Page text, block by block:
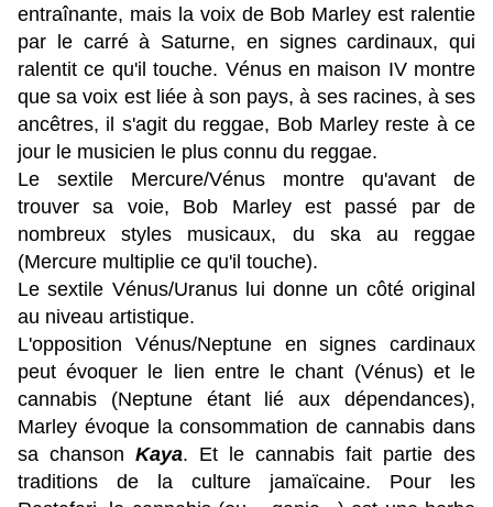
entraînante, mais la voix de Bob Marley est ralentie
par le carré à Saturne, en signes cardinaux, qui
ralentit ce qu'il touche. Vénus en maison IV montre
que sa voix est liée à son pays, à ses racines, à ses
ancêtres, il s'agit du reggae, Bob Marley reste à ce
jour le musicien le plus connu du reggae.
Le sextile Mercure/Vénus montre qu'avant de
trouver sa voie, Bob Marley est passé par de
nombreux styles musicaux, du ska au reggae
(Mercure multiplie ce qu'il touche).
Le sextile Vénus/Uranus lui donne un côté original
au niveau artistique.
L'opposition Vénus/Neptune en signes cardinaux
peut évoquer le lien entre le chant (Vénus) et le
cannabis (Neptune étant lié aux dépendances),
Marley évoque la consommation de cannabis dans
sa chanson Kaya. Et le cannabis fait partie des
traditions de la culture jamaïcaine. Pour les